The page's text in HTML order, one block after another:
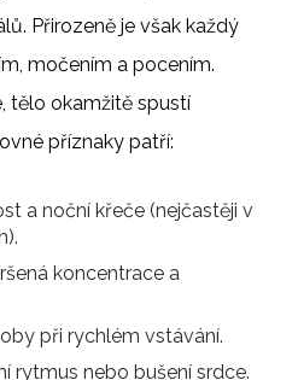
Přirozeně je však každý
močením a pocením.
tělo okamžitě spustí
příznaky patří:
a noční křeče (nejčastěji v
koncentrace a
při rychlém vstávání.
rytmus nebo bušení srdce.